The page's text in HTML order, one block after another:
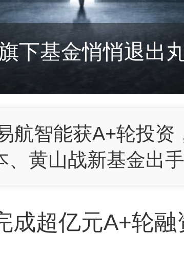
行社
下基金悄悄退出
赵丽颖入股的这
家电零售商
，国内共享办公
行社
下基金悄悄退出
资本领投
：光的方向-光子科
航智能获A+轮投资
、黄山战新基金出手
航天科技企业「穿
融资
成超亿元A+轮融